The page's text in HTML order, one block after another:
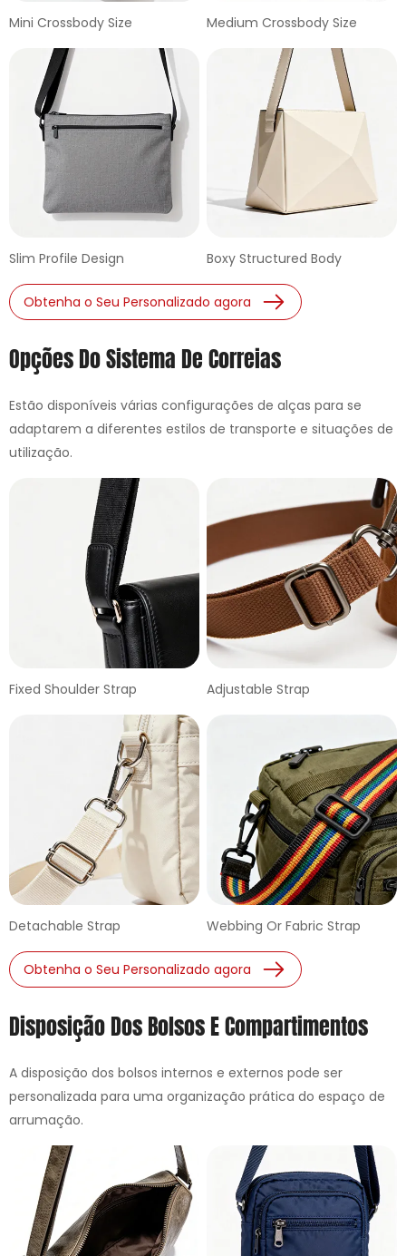
Mini Crossbody Size Medium Crossbody Size
Slim Profile Design Boxy Structured Body
Obtenha o Seu Personalizado agora
Opções Do Sistema De Correias
Estão disponíveis várias configurações de alças para se
adaptarem a diferentes estilos de transporte e situações de
utilização.
Fixed Shoulder Strap Adjustable Strap
Detachable Strap Webbing Or Fabric Strap
Obtenha o Seu Personalizado agora
Disposição Dos Bolsos E Compartimentos
A disposição dos bolsos internos e externos pode ser
personalizada para uma organização prática do espaço de
arrumação.